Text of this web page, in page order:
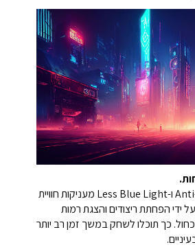
טכנולוגיות Anti-Flicker ו-Less Blue Light מעניקות חוויית
ידי הפחתת ריצודים והצגת רמות
כחול. כך תוכלו לשחק במשך זמן רב יותר